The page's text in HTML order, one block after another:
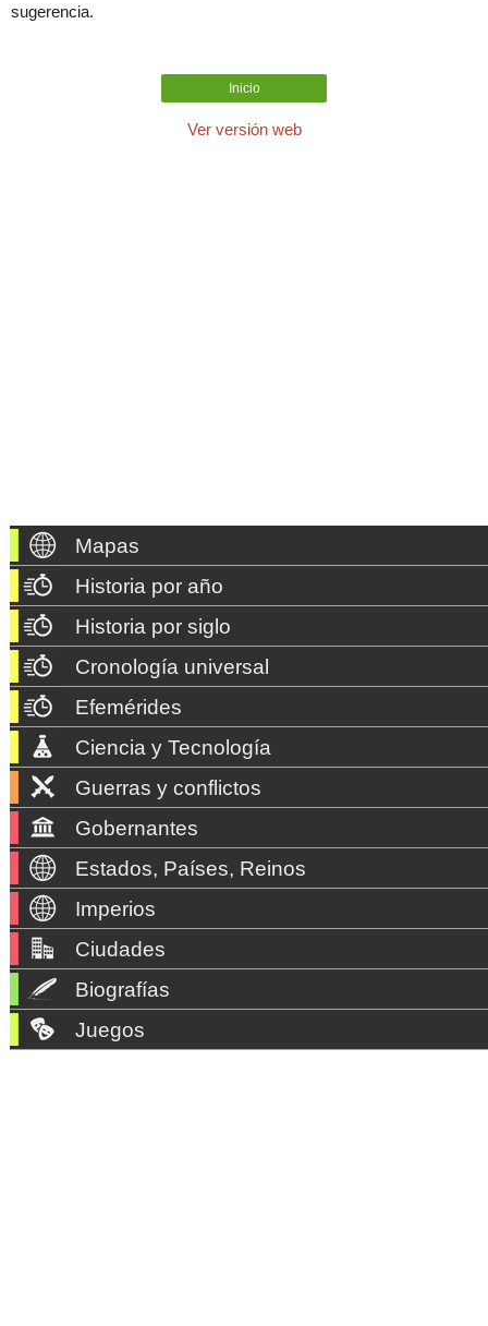
sugerencia.
Inicio
Ver versión web
Mapas
Historia por año
Historia por siglo
Cronología universal
Efemérides
Ciencia y Tecnología
Guerras y conflictos
Gobernantes
Estados, Países, Reinos
Imperios
Ciudades
Biografías
Juegos